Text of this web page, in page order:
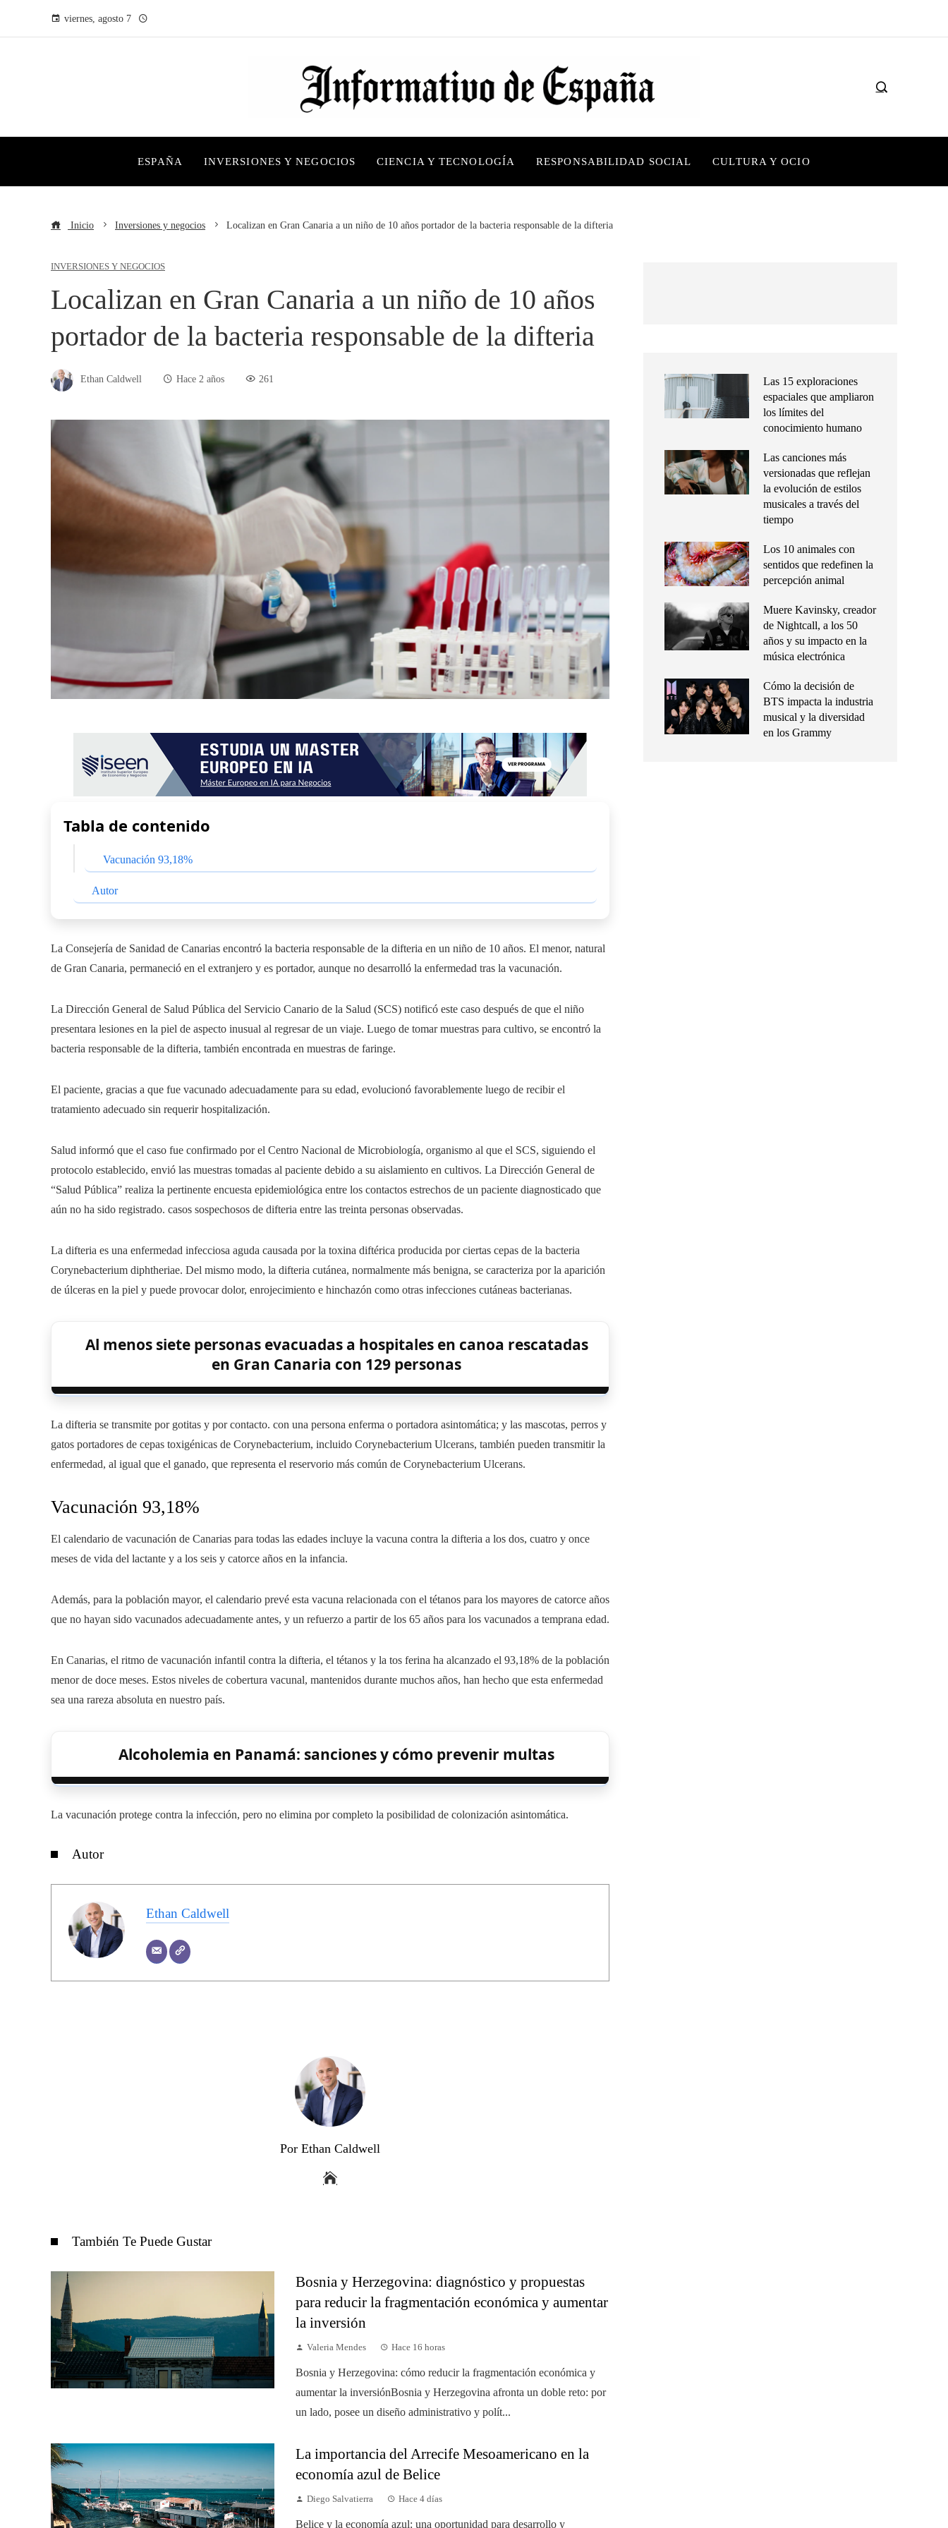
viernes, agosto 7
ESPAÑA INVERSIONES Y NEGOCIOS CIENCIA Y TECNOLOGÍA RESPONSABILIDAD SOCIAL CULTURA Y OCIO
Inicio Inversiones y negocios Localizan en Gran Canaria a un niño de 10 años portador de la bacteria responsable de la difteria
INVERSIONES Y NEGOCIOS
Localizan en Gran Canaria a un niño de 10 años
portador de la bacteria responsable de la difteria
Ethan Caldwell Hace 2 años 261
Tabla de contenido
Vacunación 93,18%
Autor
La Consejería de Sanidad de Canarias encontró la bacteria responsable de la difteria en un niño de 10 años. El menor, natural
de Gran Canaria, permaneció en el extranjero y es portador, aunque no desarrolló la enfermedad tras la vacunación.
La Dirección General de Salud Pública del Servicio Canario de la Salud (SCS) notificó este caso después de que el niño
presentara lesiones en la piel de aspecto inusual al regresar de un viaje. Luego de tomar muestras para cultivo, se encontró la
bacteria responsable de la difteria, también encontrada en muestras de faringe.
El paciente, gracias a que fue vacunado adecuadamente para su edad, evolucionó favorablemente luego de recibir el
tratamiento adecuado sin requerir hospitalización.
Salud informó que el caso fue confirmado por el Centro Nacional de Microbiología, organismo al que el SCS, siguiendo el
protocolo establecido, envió las muestras tomadas al paciente debido a su aislamiento en cultivos. La Dirección General de
“Salud Pública” realiza la pertinente encuesta epidemiológica entre los contactos estrechos de un paciente diagnosticado que
aún no ha sido registrado. casos sospechosos de difteria entre las treinta personas observadas.
La difteria es una enfermedad infecciosa aguda causada por la toxina diftérica producida por ciertas cepas de la bacteria
Corynebacterium diphtheriae. Del mismo modo, la difteria cutánea, normalmente más benigna, se caracteriza por la aparición
de úlceras en la piel y puede provocar dolor, enrojecimiento e hinchazón como otras infecciones cutáneas bacterianas.
Al menos siete personas evacuadas a hospitales en canoa rescatadas
en Gran Canaria con 129 personas
La difteria se transmite por gotitas y por contacto. con una persona enferma o portadora asintomática; y las mascotas, perros y
gatos portadores de cepas toxigénicas de Corynebacterium, incluido Corynebacterium Ulcerans, también pueden transmitir la
enfermedad, al igual que el ganado, que representa el reservorio más común de Corynebacterium Ulcerans.
Vacunación 93,18%
El calendario de vacunación de Canarias para todas las edades incluye la vacuna contra la difteria a los dos, cuatro y once
meses de vida del lactante y a los seis y catorce años en la infancia.
Además, para la población mayor, el calendario prevé esta vacuna relacionada con el tétanos para los mayores de catorce años
que no hayan sido vacunados adecuadamente antes, y un refuerzo a partir de los 65 años para los vacunados a temprana edad.
En Canarias, el ritmo de vacunación infantil contra la difteria, el tétanos y la tos ferina ha alcanzado el 93,18% de la población
menor de doce meses. Estos niveles de cobertura vacunal, mantenidos durante muchos años, han hecho que esta enfermedad
sea una rareza absoluta en nuestro país.
Alcoholemia en Panamá: sanciones y cómo prevenir multas
La vacunación protege contra la infección, pero no elimina por completo la posibilidad de colonización asintomática.
Autor
Ethan Caldwell
Por Ethan Caldwell
También Te Puede Gustar
Bosnia y Herzegovina: diagnóstico y propuestas
para reducir la fragmentación económica y aumentar
la inversión
Valeria Mendes Hace 16 horas
Bosnia y Herzegovina: cómo reducir la fragmentación económica y
aumentar la inversiónBosnia y Herzegovina afronta un doble reto: por
un lado, posee un diseño administrativo y polít...
La importancia del Arrecife Mesoamericano en la
economía azul de Belice
Diego Salvatierra Hace 4 días
Belice y la economía azul: una oportunidad para desarrollo y
Las 15 exploraciones
espaciales que ampliaron
los límites del
conocimiento humano
Las canciones más
versionadas que reflejan
la evolución de estilos
musicales a través del
tiempo
Los 10 animales con
sentidos que redefinen la
percepción animal
Muere Kavinsky, creador
de Nightcall, a los 50
años y su impacto en la
música electrónica
Cómo la decisión de
BTS impacta la industria
musical y la diversidad
en los Grammy